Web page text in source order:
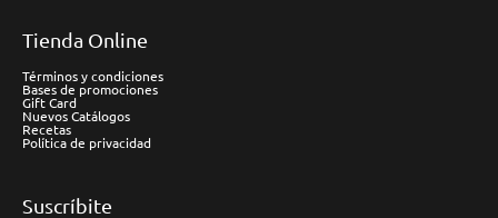
Tienda Online
Términos y condiciones
Bases de promociones
Gift Card
Nuevos Catálogos
Recetas
Política de privacidad
Suscríbite